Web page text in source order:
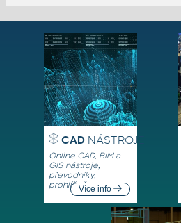
CADNÁSTROJE
Online CAD, BIM a
GIS nástroje,
převodníky,
prohlížečeVíce info